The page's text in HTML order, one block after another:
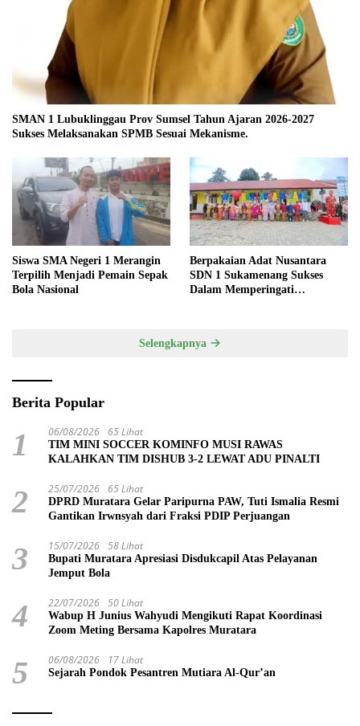
SMAN 1 Lubuklinggau Prov Sumsel Tahun Ajaran 2026-2027
Sukses Melaksanakan SPMB Sesuai Mekanisme.
Siswa SMA Negeri 1 Merangin
Terpilih Menjadi Pemain Sepak
Bola Nasional
Berpakaian Adat Nusantara
SDN 1 Sukamenang Sukses
Dalam Memperingati
Selengkapnya
Berita Popular
1 06/08/2026 65 Lihat
TIM MINI SOCCER KOMINFO MUSI RAWAS
KALAHKAN TIM DISHUB 3-2 LEWAT ADU PINALTI
2 25/07/2026 65 Lihat
DPRD Muratara Gelar Paripurna PAW, Tuti Ismalia Resmi
Gantikan Irwnsyah dari Fraksi PDIP Perjuangan
3 15/07/2026 58 Lihat
Bupati Muratara Apresiasi Disdukcapil Atas Pelayanan
Jemput Bola
4 22/07/2026 50 Lihat
Wabup H Junius Wahyudi Mengikuti Rapat Koordinasi
Zoom Meting Bersama Kapolres Muratara
5 06/08/2026 17 Lihat
Sejarah Pondok Pesantren Mutiara Al-Qur’an